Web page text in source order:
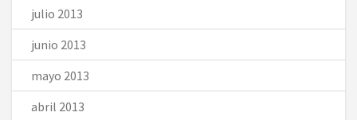
julio 2013
junio 2013
mayo 2013
abril 2013